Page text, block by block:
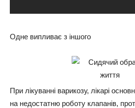
Одне випливає з іншого
При лікуванні варикозу, лікарі
на недостатню роботу клапанів,